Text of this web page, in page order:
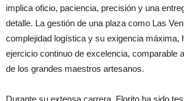
implica oficio, paciencia, precisión y una
detalle. La gestión de una plaza como Las
complejidad logística y su exigencia máxima,
ejercicio continuo de excelencia, comparable
de los grandes maestros artesanos.
Durante su extensa carrera, Florito ha sido